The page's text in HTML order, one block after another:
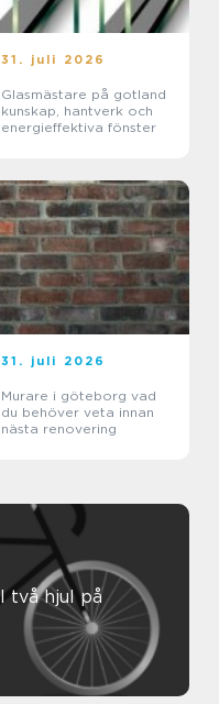
31. juli 2026
Glasmästare på gotland
kunskap, hantverk och
energieffektiva fönster
31. juli 2026
Murare i göteborg vad
du behöver veta innan
nästa renovering